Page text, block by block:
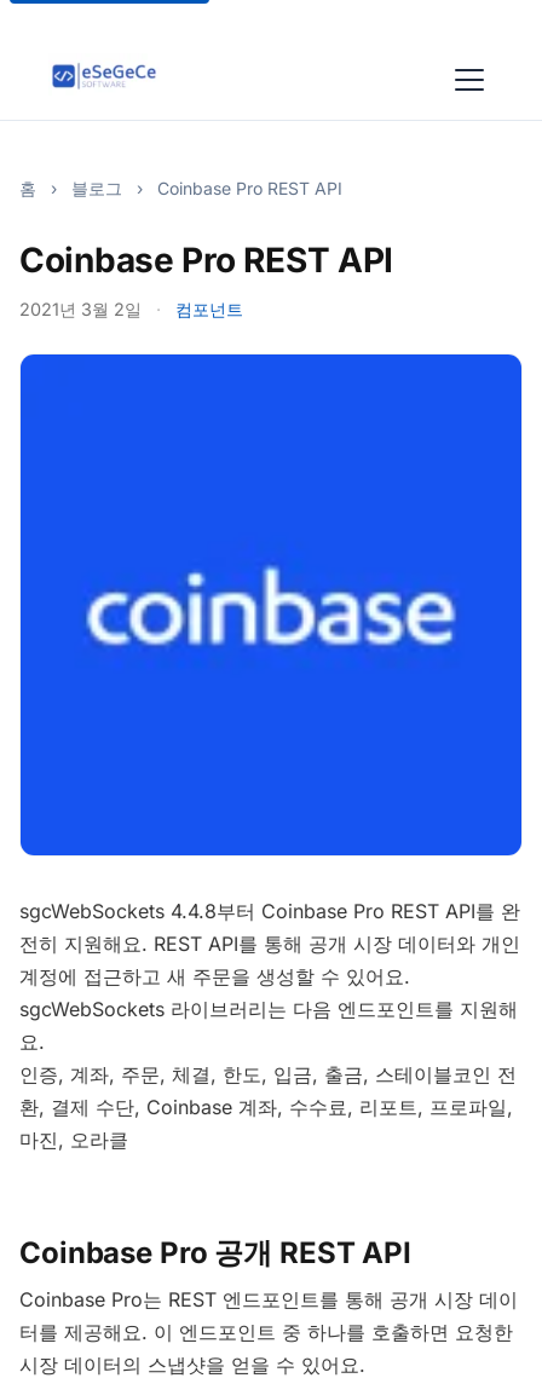
홈 › 블로그 › Coinbase Pro REST API
Coinbase Pro REST API
2021년 3월 2일 · 컴포넌트
sgcWebSockets 4.4.8부터 Coinbase Pro REST API를 완
전히 지원해요. REST API를 통해 공개 시장 데이터와 개인
계정에 접근하고 새 주문을 생성할 수 있어요.
sgcWebSockets 라이브러리는 다음 엔드포인트를 지원해
요.
인증, 계좌, 주문, 체결, 한도, 입금, 출금, 스테이블코인 전
환, 결제 수단, Coinbase 계좌, 수수료, 리포트, 프로파일,
마진, 오라클
Coinbase Pro 공개 REST API
Coinbase Pro는 REST 엔드포인트를 통해 공개 시장 데이
터를 제공해요. 이 엔드포인트 중 하나를 호출하면 요청한
시장 데이터의 스냅샷을 얻을 수 있어요.